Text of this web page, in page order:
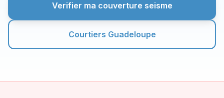
Verifier ma couverture seisme
Courtiers Guadeloupe